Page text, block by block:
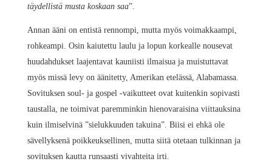
täydellistä musta koskaan saa”.
Annan ääni on entistä rennompi, mutta myös voimakkaampi,
rohkeampi. Osin kaiutettu laulu ja lopun korkealle nousevat
huudahdukset laajentavat kauniisti ilmaisua ja muistuttavat
myös missä levy on äänitetty, Amerikan etelässä, Alabamassa.
Sovituksen soul- ja gospel -vaikutteet ovat kuitenkin sopivasti
taustalla, ne toimivat paremminkin hienovaraisina viittauksina
kuin ilmiselvinä ”sielukkuuden takuina”. Biisi ei ehkä ole
sävellyksenä poikkeuksellinen, mutta siitä otetaan tulkinnan ja
sovituksen kautta runsaasti vivahteita irti.